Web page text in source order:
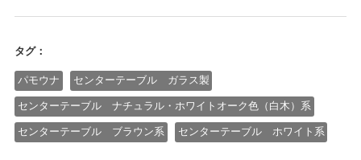
タグ：
パモウナ センターテーブル ガラス製
センターテーブル ナチュラル・ホワイトオーク色（白木）系
センターテーブル ブラウン系 センターテーブル ホワイト系